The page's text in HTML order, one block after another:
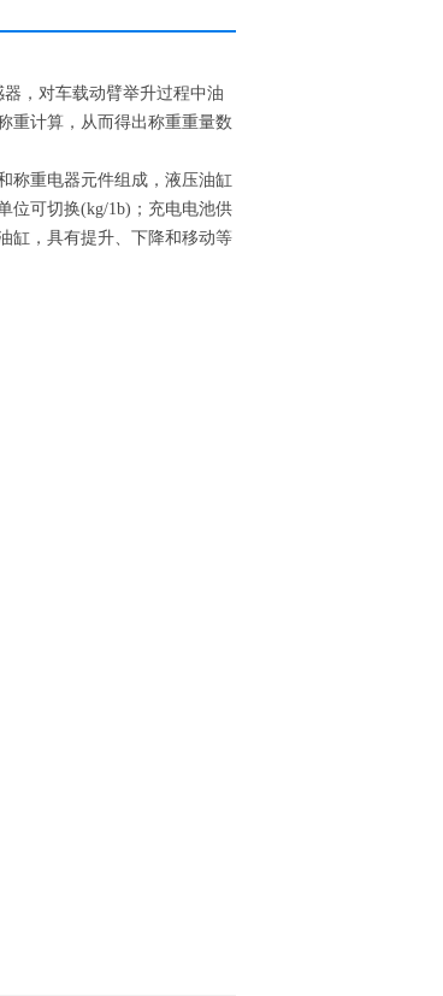
，对车载动臂举升过程中油
重计算，从而得出称重重量数
称重电器元件组成，液压油缸
位可切换(kg/1b)；充电电池供
缸，具有提升、下降和移动等